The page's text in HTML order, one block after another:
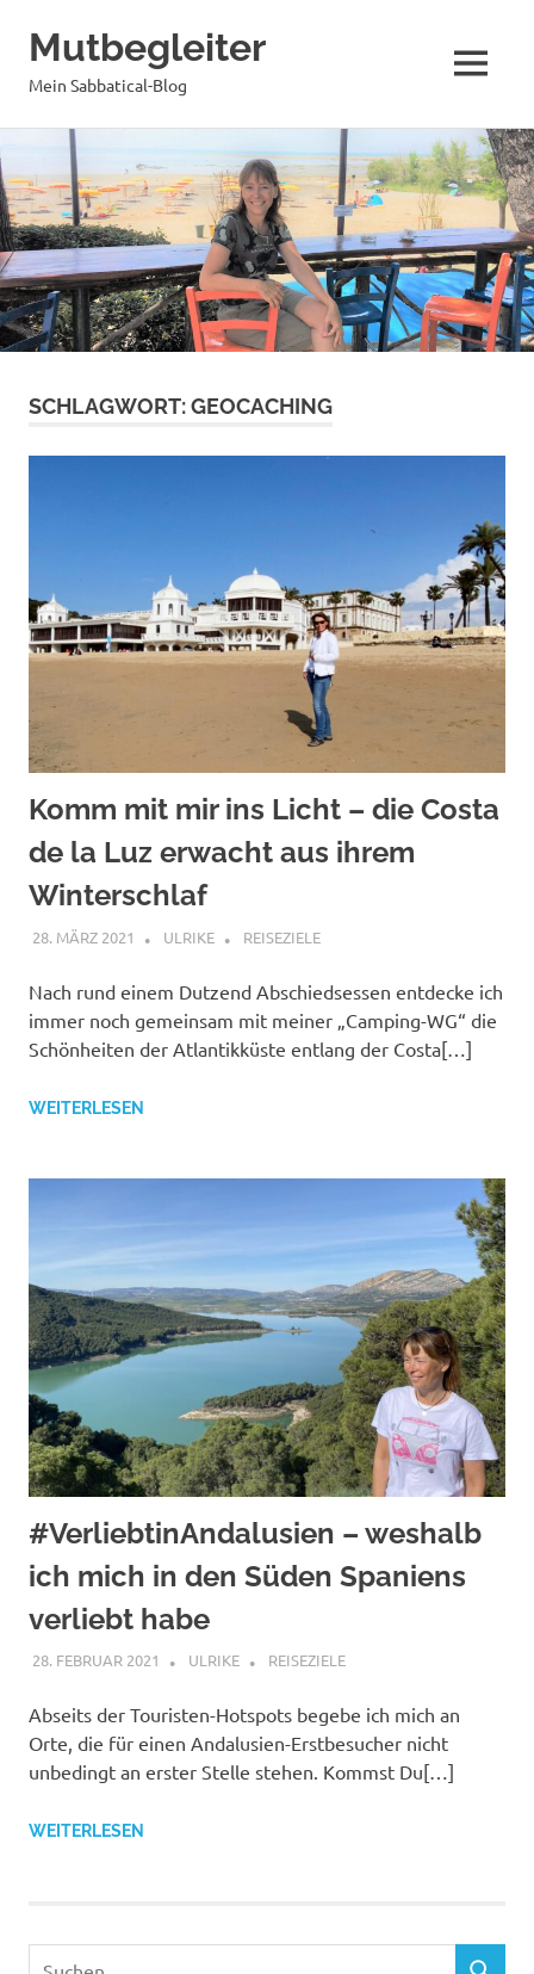
Inhalt
springen
Mutbegleiter
Mein Sabbatical-Blog MENÜ
SCHLAGWORT:GEOCACHING
Komm mit mir ins Licht – die Costa
de la Luz erwacht aus ihrem
Winterschlaf
28. MÄRZ 2021 ULRIKE REISEZIELE
Nach rund einem Dutzend Abschiedsessen entdecke ich
immer noch gemeinsam mit meiner „Camping-WG“ die
Schönheiten der Atlantikküste entlang der Costa[…]
WEITERLESEN
#VerliebtinAndalusien – weshalb
ich mich in den Süden Spaniens
verliebt habe
28. FEBRUAR 2021 ULRIKE REISEZIELE
Abseits der Touristen-Hotspots begebe ich mich an
Orte, die für einen Andalusien-Erstbesucher nicht
unbedingt an erster Stelle stehen. Kommst Du[…]
WEITERLESEN